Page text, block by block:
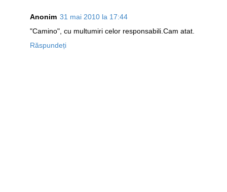
Anonim 31 mai 2010 la 17:44
"Camino", cu multumiri celor responsabili.Cam atat.
Răspundeți